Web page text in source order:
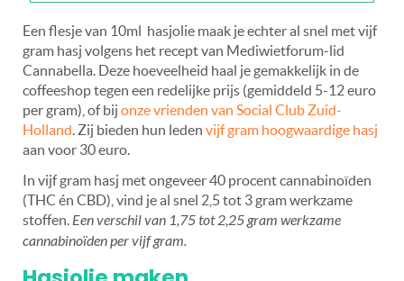
Een flesje van 10ml hasjolie maak je echter al snel met vijf
gram hasj volgens het recept van Mediwietforum-lid
Cannabella. Deze hoeveelheid haal je gemakkelijk in de
coffeeshop tegen een redelijke prijs (gemiddeld 5-12 euro
per gram), of bij onze vrienden van Social Club Zuid-
Holland. Zij bieden hun leden vijf gram hoogwaardige hasj
aan voor 30 euro.
In vijf gram hasj met ongeveer 40 procent cannabinoïden
(THC én CBD), vind je al snel 2,5 tot 3 gram werkzame
stoffen.Een verschil van 1,75 tot 2,25 gram werkzame
cannabinoïden per vijf gram.